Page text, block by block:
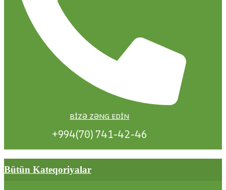
BIZƏ ZƏNG EDIN
+994(70) 741-42-46
Bütün Kateqoriyalar